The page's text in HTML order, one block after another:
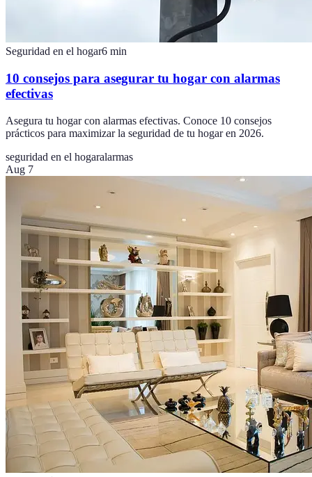
Seguridad en el hogar6 min
10 consejos para asegurar tu hogar con alarmas
efectivas
Asegura tu hogar con alarmas efectivas. Conoce 10 consejos
prácticos para maximizar la seguridad de tu hogar en 2026.
seguridad en el hogaralarmas
Aug 7